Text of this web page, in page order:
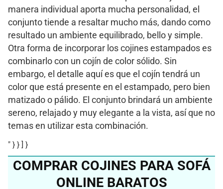
manera individual aporta mucha personalidad, el
conjunto tiende a resaltar mucho más, dando como
resultado un ambiente equilibrado, bello y simple.
Otra forma de incorporar los cojines estampados es
combinarlo con un cojín de color sólido. Sin
embargo, el detalle aquí es que el cojín tendrá un
color que está presente en el estampado, pero bien
matizado o pálido. El conjunto brindará un ambiente
sereno, relajado y muy elegante a la vista, así que no
temas en utilizar esta combinación.
" } } ] }
COMPRAR COJINES PARA SOFÁ
ONLINE BARATOS